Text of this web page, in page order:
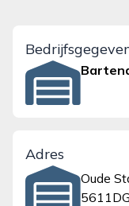
Adres
Oude